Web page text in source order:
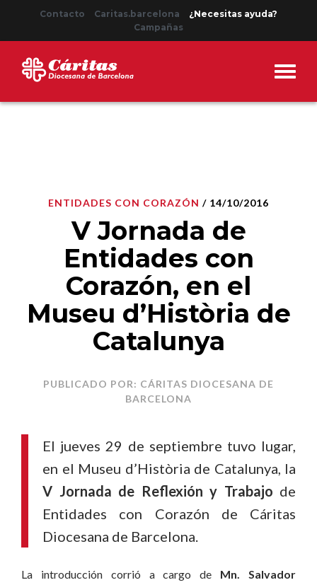
Contacto Caritas.barcelona
¿Necesitas ayuda?
Campañas
ENTIDADES CON CORAZÓN / 14/10/2016
V Jornada de
Entidades con
Corazón, en el
Museu d’Història de
Catalunya
PUBLICADO POR: CÁRITAS DIOCESANA DE
BARCELONA
El jueves 29 de septiembre tuvo lugar,
en el Museu d’Història de Catalunya, la
V Jornada de Reflexión y Trabajo de
Entidades con Corazón de Cáritas
Diocesana de Barcelona.
La introducción corrió a cargo de Mn. Salvador